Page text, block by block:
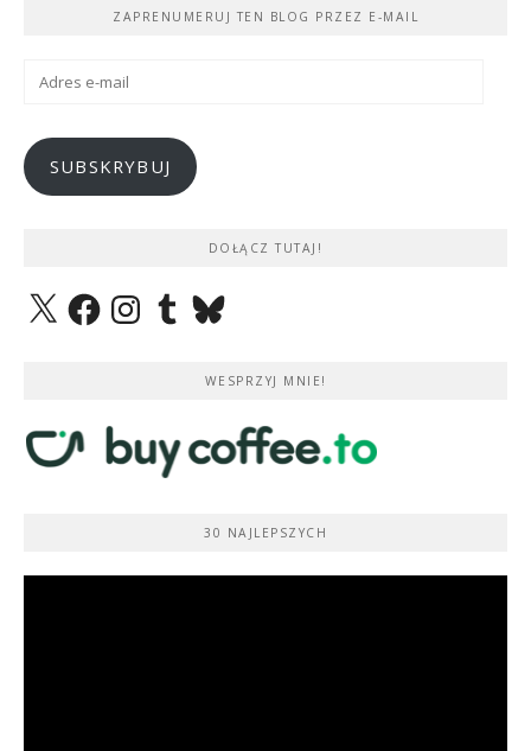
ZAPRENUMERUJ TEN BLOG PRZEZ E-MAIL
SUBSKRYBUJ
DOŁĄCZ TUTAJ!
X FacebookInstagramTumblrBluesky
WESPRZYJ MNIE!
30 NAJLEPSZYCH